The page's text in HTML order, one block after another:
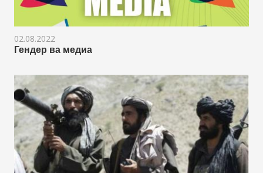
02.08.2022
Гендер ва медиа